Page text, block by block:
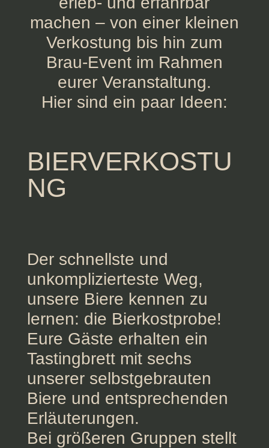
machen – von einer kleinen
Verkostung bis hin zum
Brau-Event im Rahmen
eurer Veranstaltung.
Hier sind ein paar Ideen:
BIERVERKOSTU
NG
Der schnellste und
unkomplizierteste Weg,
unsere Biere kennen zu
lernen: die Bierkostprobe!
Eure Gäste erhalten ein
Tastingbrett mit sechs
unserer selbstgebrauten
Biere und entsprechenden
Erläuterungen.
Bei größeren Gruppen stellt